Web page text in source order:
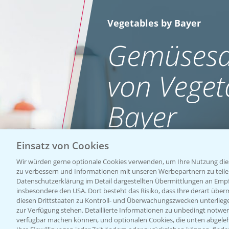
Vegetables by Bayer
von
Bayer
WEBSITE BESUCHEN
Einsatz von Cookies
Wir würden gerne optionale Cookies verwenden, um Ihre Nutzung
zu verbessern und Informationen mit unseren Werbepartnern zu
Datenschutzerklärung im Detail dargestellten Übermittlungen an
insbesondere den USA. Dort besteht das Risiko, dass Ihre derart
diesen Drittstaaten zu Kontroll- und Überwachungszwecken
zur Verfügung stehen. Detaillierte Informationen zu unbedingt
verfügbar machen können, und optionalen Cookies, die unten